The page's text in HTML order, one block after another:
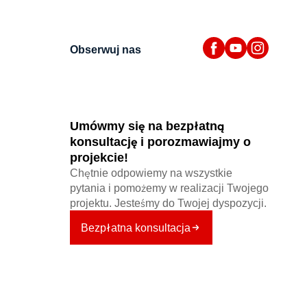
Obserwuj nas
Umówmy się na bezpłatną
konsultację i porozmawiajmy o
projekcie!
Chętnie odpowiemy na wszystkie
pytania i pomożemy w realizacji Twojego
projektu. Jesteśmy do Twojej dyspozycji.
Bezpłatna konsultacja